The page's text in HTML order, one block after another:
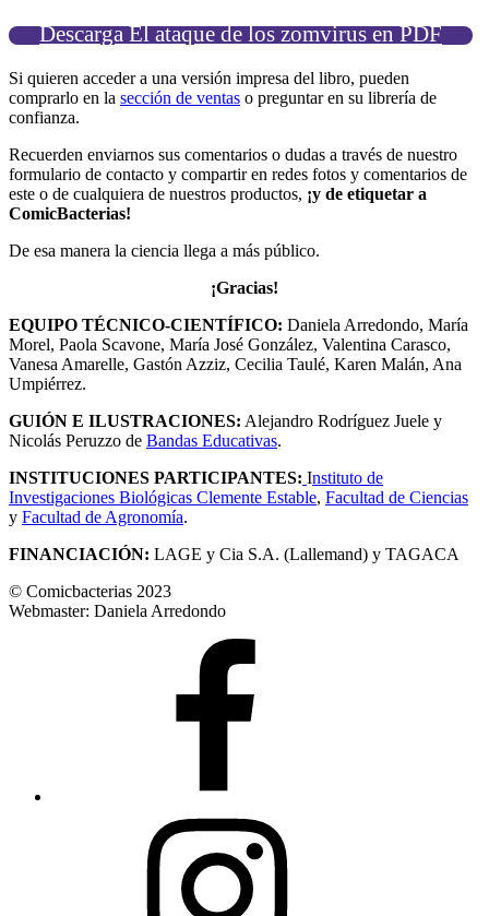
Descarga El ataque de los zomvirus en PDF
Si quieren acceder a una versión impresa del libro, pueden
comprarlo en la sección de ventas o preguntar en su librería de
confianza.
Recuerden enviarnos sus comentarios o dudas a través de nuestro
formulario de contacto y compartir en redes fotos y comentarios de
este o de cualquiera de nuestros productos, ¡y de etiquetar a
ComicBacterias!
De esa manera la ciencia llega a más público.
¡Gracias!
EQUIPO TÉCNICO-CIENTÍFICO: Daniela Arredondo, María
Morel, Paola Scavone, María José González, Valentina Carasco,
Vanesa Amarelle, Gastón Azziz, Cecilia Taulé, Karen Malán, Ana
Umpiérrez.
GUIÓN E ILUSTRACIONES: Alejandro Rodríguez Juele y
Nicolás Peruzzo de Bandas Educativas.
INSTITUCIONES PARTICIPANTES: Instituto de
Investigaciones Biológicas Clemente Estable, Facultad de Ciencias
y Facultad de Agronomía.
FINANCIACIÓN: LAGE y Cia S.A. (Lallemand) y TAGACA
© Comicbacterias 2023
Webmaster: Daniela Arredondo